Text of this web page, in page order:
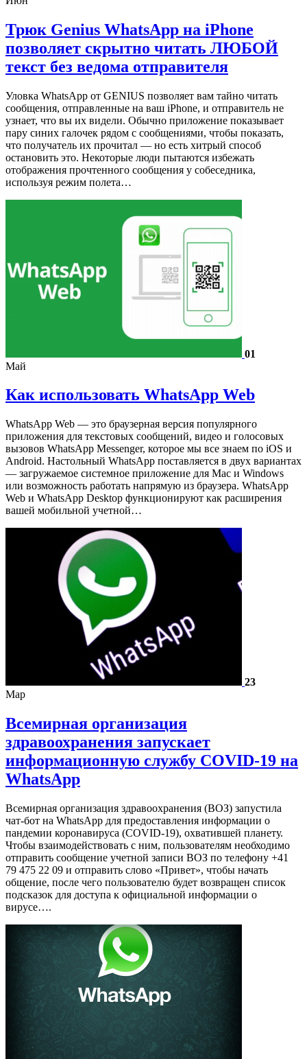
Трюк Genius WhatsApp на iPhone
позволяет скрытно читать ЛЮБОЙ
текст без ведома отправителя
Уловка WhatsApp от GENIUS позволяет вам тайно читать
сообщения, отправленные на ваш iPhone, и отправитель не
узнает, что вы их видели. Обычно приложение показывает
пару синих галочек рядом с сообщениями, чтобы показать,
что получатель их прочитал — но есть хитрый способ
остановить это. Некоторые люди пытаются избежать
отображения прочтенного сообщения у собеседника,
используя режим полета…
01
Май
Как использовать WhatsApp Web
WhatsApp Web — это браузерная версия популярного
приложения для текстовых сообщений, видео и голосовых
вызовов WhatsApp Messenger, которое мы все знаем по iOS и
Android. Настольный WhatsApp поставляется в двух вариантах
— загружаемое системное приложение для Mac и Windows
или возможность работать напрямую из браузера. WhatsApp
Web и WhatsApp Desktop функционируют как расширения
вашей мобильной учетной…
23
Мар
Всемирная организация
здравоохранения запускает
информационную службу COVID-19 на
WhatsApp
Всемирная организация здравоохранения (ВОЗ) запустила
чат-бот на WhatsApp для предоставления информации о
пандемии коронавируса (COVID-19), охватившей планету.
Чтобы взаимодействовать с ним, пользователям необходимо
отправить сообщение учетной записи ВОЗ по телефону +41
79 475 22 09 и отправить слово «Привет», чтобы начать
общение, после чего пользователю будет возвращен список
подсказок для доступа к официальной информации о
вирусе….